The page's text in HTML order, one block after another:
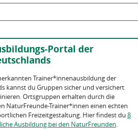
Portal der
Trainer*innenausbildung der
kannst du Gruppen sicher und versichert
Ortsgruppen erhalten durch die
NaturFreunde-Trainer*innen einen echten
Freizeitgestaltung. Hier findest du 8
Ausbildung bei den NaturFreunden.